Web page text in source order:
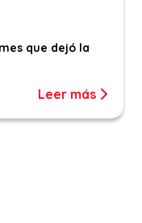
que dejó la
Leer más